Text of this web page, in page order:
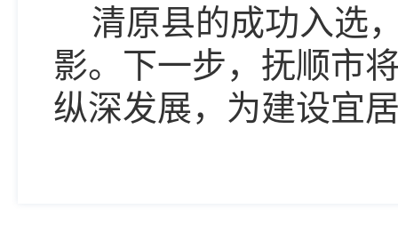
清原县的成功入选
影。下一步，抚顺市
纵深发展，为建设宜